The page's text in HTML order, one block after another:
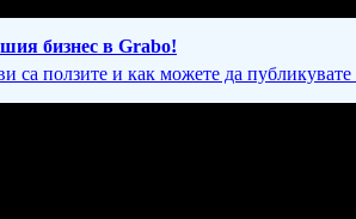
бизнес в Grabo!
са ползите и как можете да публикувате